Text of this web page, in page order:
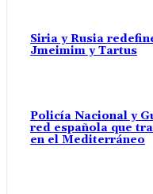
Siria y Rusia
Jmeimim y Tartus
Policía Nacional y
red española que
en el Mediterráneo